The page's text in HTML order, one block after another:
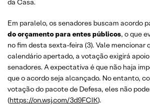
da Casa.
Em paralelo, os senadores buscam acordo
do orçamento para entes públicos, o que
no fim desta sexta-feira (3). Vale mencionar
calendário apertado, a votação exigirá
senadores. A expectativa é que não haja
que o acordo seja alcançado. No entanto,
votação do pacote de Defesa, eles não
(https://on.wsj.com/3d9FCIK).